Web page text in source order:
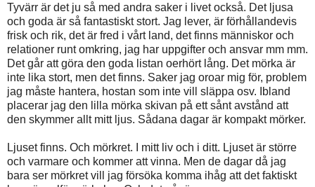
Tyvärr är det ju så med andra saker i livet också. Det ljusa
och goda är så fantastiskt stort. Jag lever, är förhållandevis
frisk och rik, det är fred i vårt land, det finns människor och
relationer runt omkring, jag har uppgifter och ansvar mm mm.
Det går att göra den goda listan oerhört lång. Det mörka är
inte lika stort, men det finns. Saker jag oroar mig för, problem
jag måste hantera, hostan som inte vill släppa osv. Ibland
placerar jag den lilla mörka skivan på ett sånt avstånd att
den skymmer allt mitt ljus. Sådana dagar är kompakt mörker.
Ljuset finns. Och mörkret. I mitt liv och i ditt. Ljuset är större
och varmare och kommer att vinna. Men de dagar då jag
bara ser mörkret vill jag försöka komma ihåg att det faktiskt